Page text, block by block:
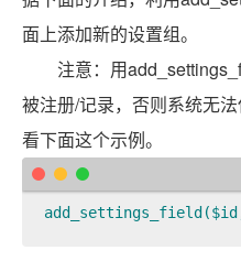
面上添加新的设置组。
注意：用
被注册/记录，否则系统无
看下面这个示例。